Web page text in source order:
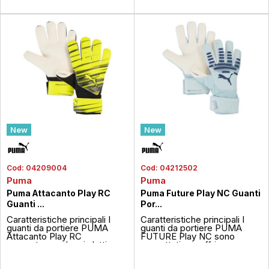
New
Cod: 04209004
Puma
Puma Attacanto Play RC
Guanti ...
Caratteristiche principali I
guanti da portiere PUMA
Attacanto Play RC
presentano palmo in lattice
New
Cod: 04212502
Puma
Puma Future Play NC Guanti
Por...
Caratteristiche principali I
guanti da portiere PUMA
FUTURE Play NC sono
progettati per offrire una